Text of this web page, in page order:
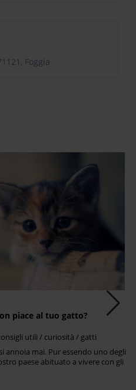
Foggia
piace al tuo gatto?
utili / curiosità / gatti
annoia mai. Pur essendo uno degli
paese abituato a vivere con gli
istinto da felino predatore, e
possono stupirci o al